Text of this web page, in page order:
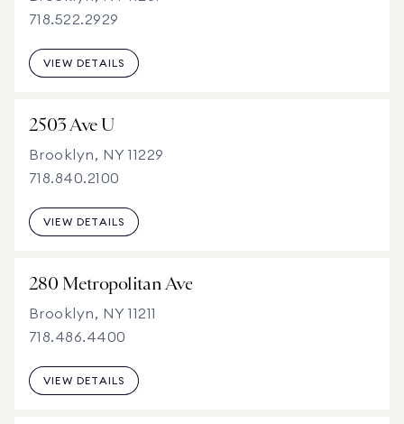
718.522.2929
VIEW DETAILS
2503 Ave U
Brooklyn, NY 11229
718.840.2100
VIEW DETAILS
280 Metropolitan Ave
Brooklyn, NY 11211
718.486.4400
VIEW DETAILS